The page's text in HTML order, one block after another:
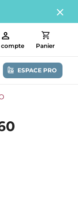
compte Panier
ESPACE PRO